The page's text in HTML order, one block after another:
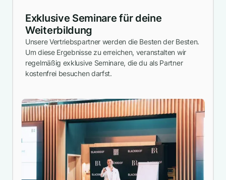
Exklusive Seminare für deine
Weiterbildung
Unsere Vertriebspartner werden die Besten der Besten.
Um diese Ergebnisse zu erreichen, veranstalten wir
regelmäßig exklusive Seminare, die du als Partner
kostenfrei besuchen darfst.